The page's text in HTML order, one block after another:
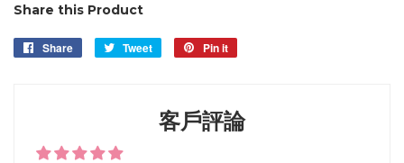
Share this Product
Share
Share
Tweet
Tweet
Pin it
客戶評論